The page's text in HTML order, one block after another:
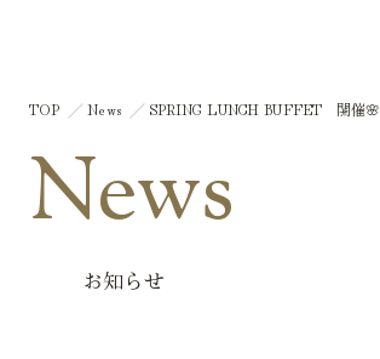
News
お知らせ
TOP News SPRING LUNCH BUFFET 開催🌸